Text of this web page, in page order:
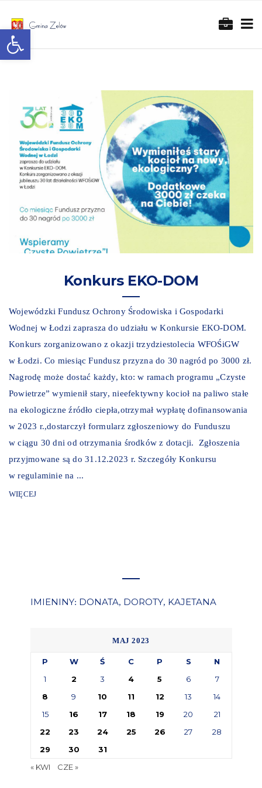
Otwórz pasek narzędzi
Konkurs EKO-DOM
Wojewódzki Fundusz Ochrony Środowiska i Gospodarki
Wodnej w Łodzi zaprasza do udziału w Konkursie EKO-DOM.
Konkurs zorganizowano z okazji trzydziestolecia WFOŚiGW
w Łodzi. Co miesiąc Fundusz przyzna do 30 nagród po 3000 zł.
Nagrodę może dostać każdy, kto: w ramach programu „Czyste
Powietrze” wymienił stary, nieefektywny kocioł na paliwo stałe
na ekologiczne źródło ciepła,otrzymał wypłatę dofinansowania
w 2023 r.,dostarczył formularz zgłoszeniowy do Funduszu
w ciągu 30 dni od otrzymania środków z dotacji. Zgłoszenia
przyjmowane są do 31.12.2023 r. Szczegóły Konkursu
w regulaminie na ...
WIĘCEJ
IMIENINY: DONATA, DOROTY, KAJETANA
MAJ 2023
P W Ś C P S
N
1
2 3 4 5 6
7
8
9 10 11 12 13
14
15
16 17 18 19 20
21
22
23 24 25 26 27
28
29
30
31
« KWI
CZE »